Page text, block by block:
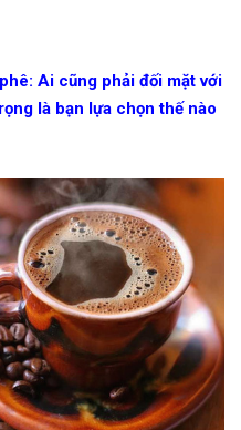
Ai cũng phải đối mặt với
là bạn lựa chọn thế nào